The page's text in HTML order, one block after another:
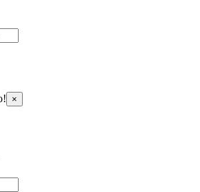
×